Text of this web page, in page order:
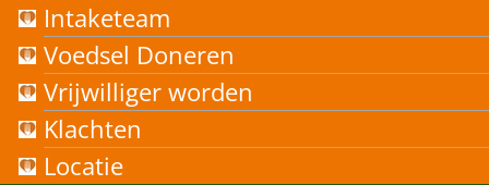
Intaketeam
Voedsel Doneren
Vrijwilliger worden
Klachten
Locatie